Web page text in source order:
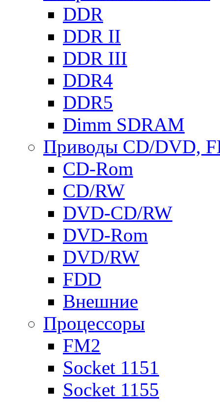
DDR
DDR II
DDR III
DDR4
DDR5
Dimm SDRAM
Приводы СD/DVD,
CD-Rom
CD/RW
DVD-CD/RW
DVD-Rom
DVD/RW
FDD
Внешние
Процессоры
FM2
Socket 1151
Socket 1155